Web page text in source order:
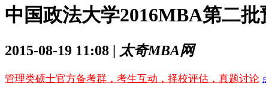
中国政法大学2016MBA第二
2015-08-19 11:08 | 太奇MBA网
管理类硕士官方备考群，考生互动，择校评估，真题讨论